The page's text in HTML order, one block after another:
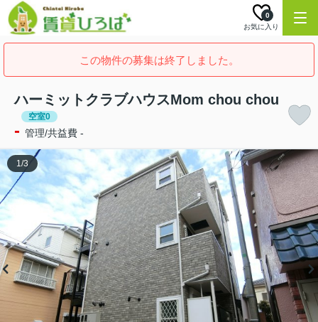
お気に入り
0
この物件の募集は終了しました。
ハーミットクラブハウスMom chou chou
空室0
- 管理/共益費 -
1/3